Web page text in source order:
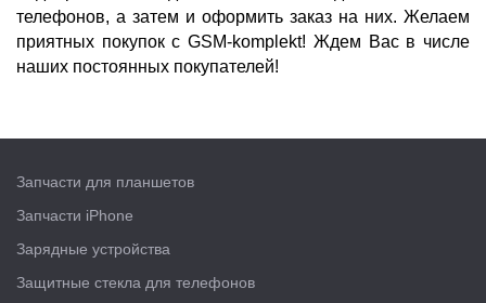
телефонов, а затем и оформить заказ на них. Желаем
приятных покупок с GSM-komplekt! Ждем Вас в числе
наших постоянных покупателей!
Запчасти для планшетов
Запчасти iPhone
Зарядные устройства
Защитные стекла для телефонов